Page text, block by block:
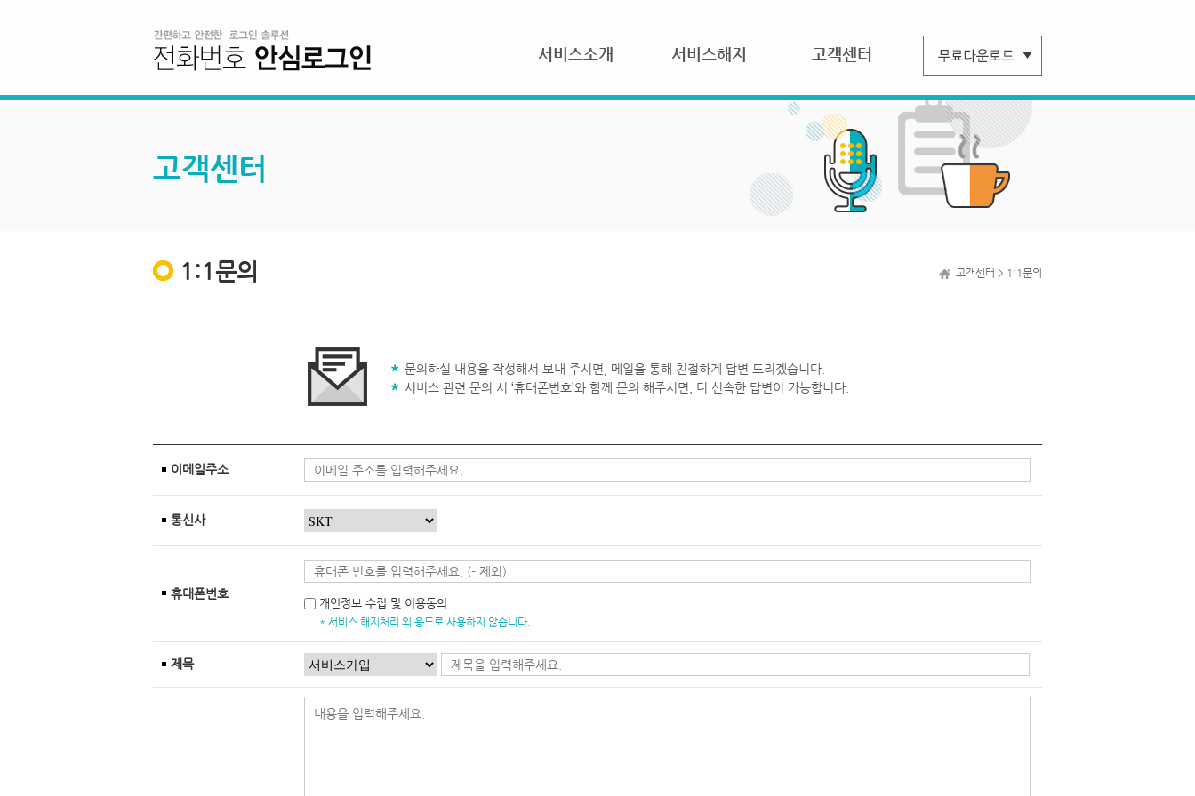
서비스소개 서비스해지 고객센터
고객센터
1:1문의 고객센터 > 1:1문의
문의하실 내용을 작성해서 보내 주시면, 메일을 통해 친절하게 답변 드리겠습니다.
서비스 관련 문의 시 ‘휴대폰번호’와 함께 문의 해주시면, 더 신속한 답변이 가능합니다.
이메일주소
통신사
휴대폰번호
개인정보 수집 및 이용동의
* 서비스 해지처리 외 용도로 사용하지 않습니다.
제목